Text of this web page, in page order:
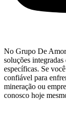
No Grupo De
soluções integradas
específicas. Se
confiável para
mineração ou
conosco hoje